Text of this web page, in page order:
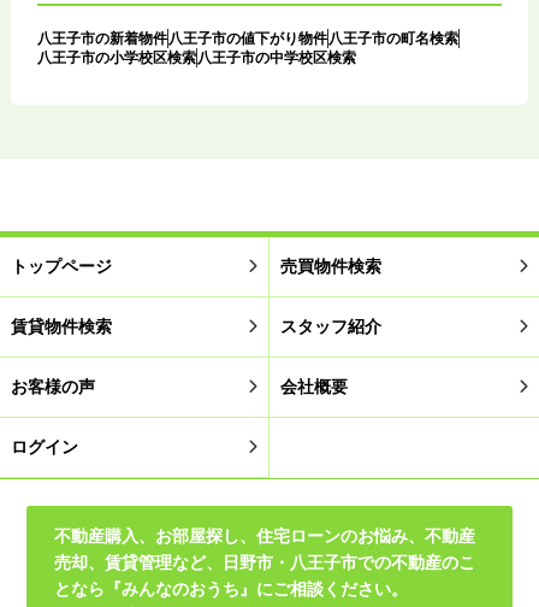
八王子市の新着物件 八王子市の値下がり物件 八王子市の町名検索
八王子市の小学校区検索 八王子市の中学校区検索
トップページ 売買物件検索
賃貸物件検索 スタッフ紹介
お客様の声 会社概要
ログイン
不動産購入、お部屋探し、住宅ローンのお悩み、不動産
売却、賃貸管理など、日野市・八王子市での不動産のこ
となら『みんなのおうち』にご相談ください。